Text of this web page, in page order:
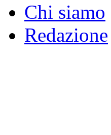
Chi siamo
Redazione